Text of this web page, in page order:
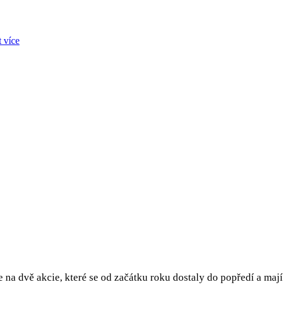
více
dvě akcie, které se od začátku roku dostaly do popředí a mají